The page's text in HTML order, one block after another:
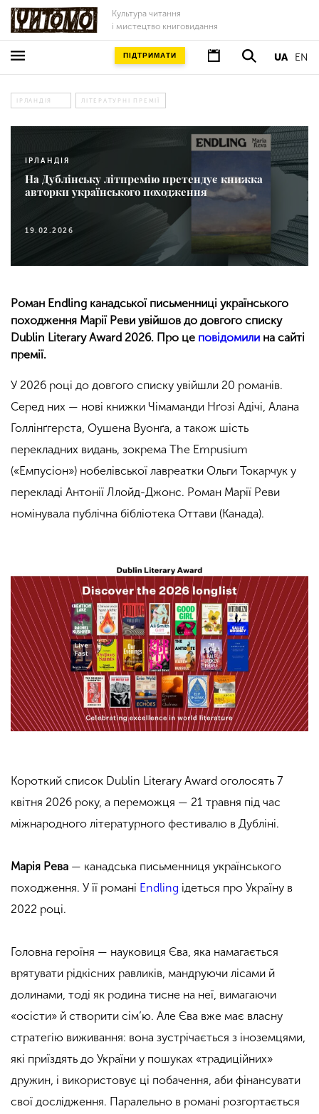
Культура читання
і мистецтво книговидання
UA EN
ПІДТРИМАТИ
ІРЛАНДІЯ ЛІТЕРАТУРНІ ПРЕМІЇ
ІРЛАНДІЯ
На Дублінську літпремію претендує книжка
авторки українського походження
19.02.2026
Роман Endling канадської письменниці українського
походження Марії Реви увійшов до довгого списку
Dublin Literary Award 2026. Про це повідомили на сайті
премії.
У 2026 році до довгого списку увійшли 20 романів.
Серед них — нові книжки Чімаманди Нґозі Адічі, Алана
Голлінґгерста, Оушена Вуонґа, а також шість
перекладних видань, зокрема The Empusium
(«Емпусіон») нобелівської лавреатки Ольги Токарчук у
перекладі Антонії Ллойд-Джонс. Роман Марії Реви
номінувала публічна бібліотека Оттави (Канада).
Короткий список Dublin Literary Award оголосять 7
квітня 2026 року, а переможця — 21 травня під час
міжнародного літературного фестивалю в Дубліні.
Марія Рева — канадська письменниця українського
походження. У її романі Endling ідеться про Україну в
2022 році.
Головна героїня — науковиця Єва, яка намагається
врятувати рідкісних равликів, мандруючи лісами й
долинами, тоді як родина тисне на неї, вимагаючи
«осісти» й створити сім’ю. Але Єва вже має власну
стратегію виживання: вона зустрічається з іноземцями,
які приїздять до України у пошуках «традиційних»
дружин, і використовує ці побачення, аби фінансувати
свої дослідження. Паралельно в романі розгортається